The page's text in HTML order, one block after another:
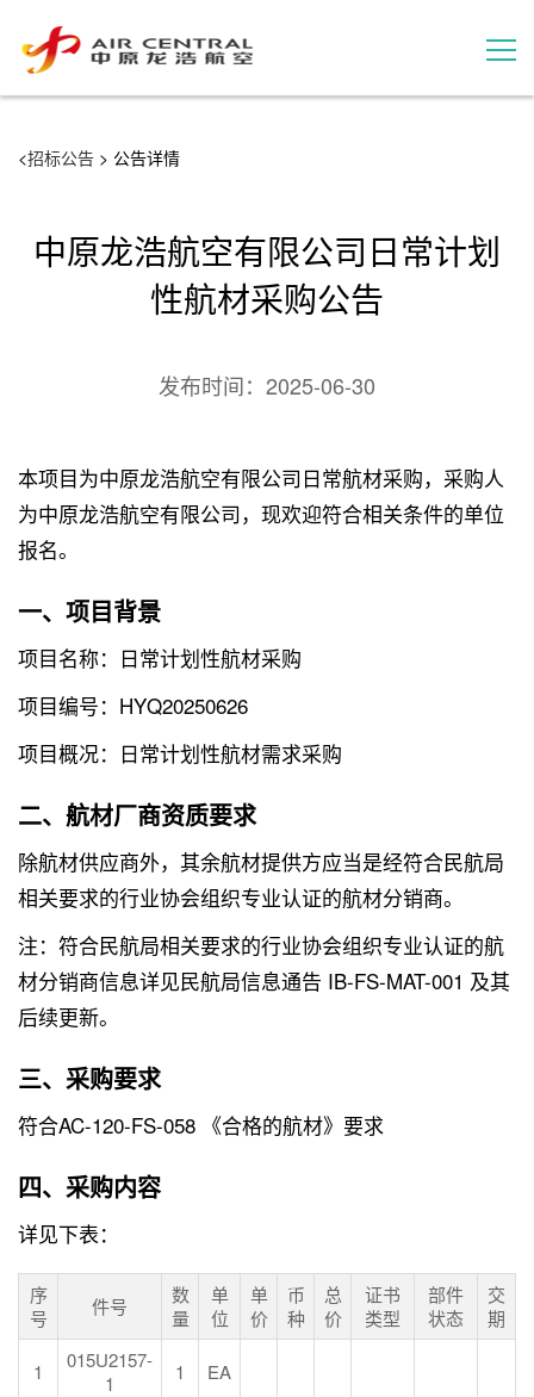
用户案例
<招标公告 > 公告详情
中原龙浩航空有限公司日常计划
性航材采购公告
发布时间： 2025-06-30
本项目为中原龙浩航空有限公司日常航材采购，采购人
为中原龙浩航空有限公司，现欢迎符合相关条件的单位
报名。
一、项目背景
项目名称：日常计划性航材采购
项目编号：HYQ20250626
项目概况：日常计划性航材需求采购
二、航材厂商资质要求
除航材供应商外，其余航材提供方应当是经符合民航局
相关要求的行业协会组织专业认证的航材分销商。
注：符合民航局相关要求的行业协会组织专业认证的航
材分销商信息详见民航局信息通告 IB-FS-MAT-001 及其
后续更新。
三、采购要求
符合AC-120-FS-058 《合格的航材》要求
四、采购内容
详见下表：
序
号
件号
数
量
单
位
单
价
币
种
总
价
证书
类型
部件
状态
交
期
1
015U2157-
1
1 EA